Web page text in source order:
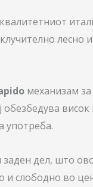
лесно
механизам
обезбедува
употреба.
дел, што
и слободно во